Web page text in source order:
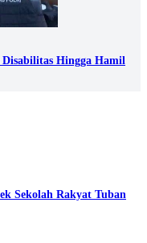
Disabilitas Hingga Hamil
Sekolah Rakyat Tuban